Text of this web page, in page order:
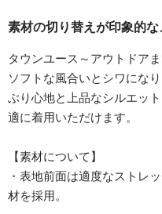
素材の切り替えが印象的な
タウンユース～アウトドア
ソフトな風合いとシワにな
ぶり心地と上品なシルエッ
適に着用いただけます。
【素材について】
・表地前面は適度なストレ
材を採用。